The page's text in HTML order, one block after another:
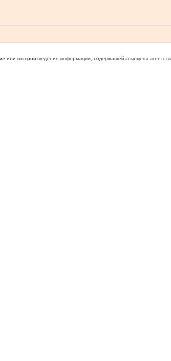
или воспроизведение информации, содержащей ссылку на